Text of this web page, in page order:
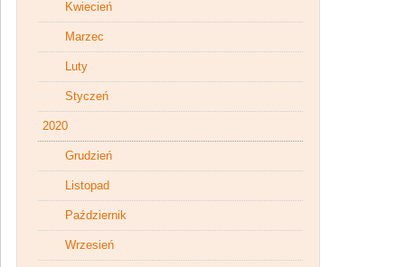
Kwiecień
Marzec
Luty
Styczeń
2020
Grudzień
Listopad
Październik
Wrzesień